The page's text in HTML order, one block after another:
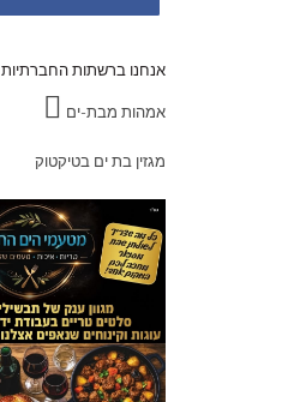
אנחנו ברשתות החברתיות
אמהות מבת-ים
מגזין בת ים בטיקטוק